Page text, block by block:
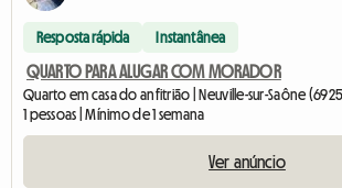
Resposta rápida Instantânea
QUARTO PARA ALUGAR COM MORADOR
Quarto em casa do anfitrião | Neuville-sur-Saône
1 pessoas | Mínimo de 1 semana
Ver anúncio